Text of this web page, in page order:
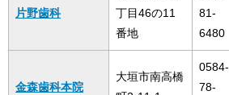
片野歯科
丁目46の11
番地
81-
6480
金森歯科本院
大垣市南高橋
0584-
78-